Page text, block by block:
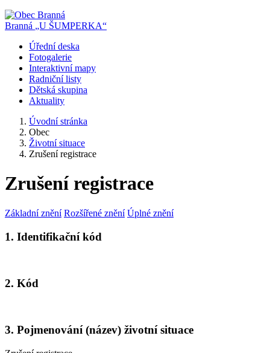
Branná „U ŠUMPERKA“
Úřední deska
Fotogalerie
Interaktivní mapy
Radniční listy
Dětská skupina
Aktuality
Úvodní stránka
Obec
Životní situace
Zrušení registrace
Zrušení registrace
Základní znění Rozšířené znění Úplné znění
1. Identifikační kód
2. Kód
3. Pojmenování (název) životní situace